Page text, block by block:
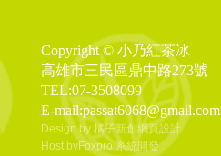
Copyright © 小乃紅茶冰
高雄市三民區鼎中路273號
TEL:07-3508099
E-mail:passat6068@gmail.com
Design by 橘子新創網頁設計
Host byFoxpro 系統開發